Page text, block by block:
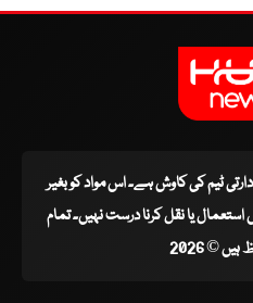
ادارتی ٹیم کی کاوش ہے۔ اس مواد کو بغیر
یا نقل کرنا درست نہیں۔ تمام
© 2026